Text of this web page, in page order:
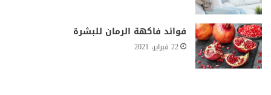
فوائد فاكهة الرمان للبشرة
22 فبراير، 2021